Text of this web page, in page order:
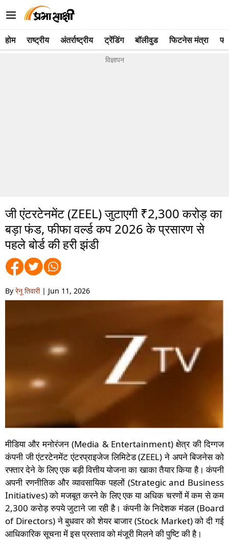
होम राष्ट्रीय अंतर्राष्ट्रीय ट्रेंडिंग बॉलीवुड फिटनेस मंत्रा
जी एंटरटेनमेंट (ZEEL) जुटाएगी ₹2,300 करोड़ का
बड़ा फंड, फीफा वर्ल्ड कप 2026 के प्रसारण से
पहले बोर्ड की हरी झंडी
By रेनू तिवारी| Jun 11, 2026
मीडिया और मनोरंजन (Media & Entertainment) क्षेत्र की दिग्गज
कंपनी जी एंटरटेनमेंट एंटरप्राइजेज लिमिटेड (ZEEL) ने अपने बिजनेस को
रफ्तार देने के लिए एक बड़ी वित्तीय योजना का खाका तैयार किया है। कंपनी
अपनी रणनीतिक और व्यावसायिक पहलों (Strategic and Business
Initiatives) को मजबूत करने के लिए एक या अधिक चरणों में कम से कम
2,300 करोड़ रुपये जुटाने जा रही है। कंपनी के निदेशक मंडल (Board
of Directors) ने बुधवार को शेयर बाजार (Stock Market) को दी गई
आधिकारिक सूचना में इस प्रस्ताव को मंजूरी मिलने की पुष्टि की है।